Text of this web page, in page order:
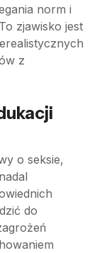
norm i
zjawisko jest
z
o seksie,
do